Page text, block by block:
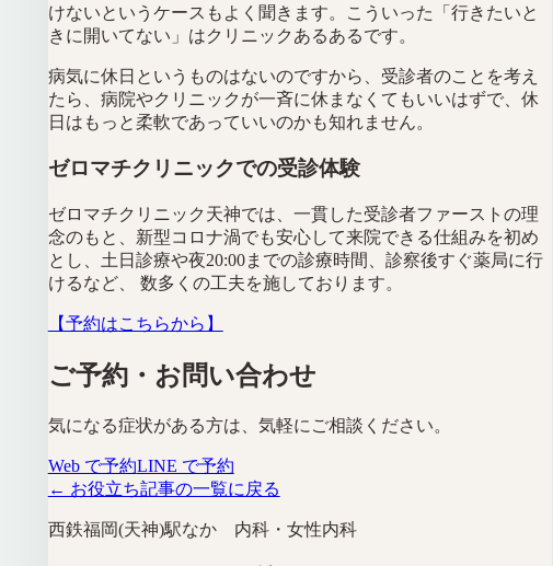
けないというケースもよく聞きます。こういった「行きたいと
きに開いてない」はクリニックあるあるです。
病気に休日というものはないのですから、受診者のことを考え
たら、病院やクリニックが一斉に休まなくてもいいはずで、休
日はもっと柔軟であっていいのかも知れません。
ゼロマチクリニックでの受診体験
ゼロマチクリニック天神では、一貫した受診者ファーストの理
念のもと、新型コロナ渦でも安心して来院できる仕組みを初め
とし、土日診療や夜20:00までの診療時間、診察後すぐ薬局に行
けるなど、 数多くの工夫を施しております。
【予約はこちらから】
ご予約・お問い合わせ
気になる症状がある方は、気軽にご相談ください。
Web で予約LINE で予約
← お役立ち記事の一覧に戻る
西鉄福岡(天神)駅なか 内科・女性内科